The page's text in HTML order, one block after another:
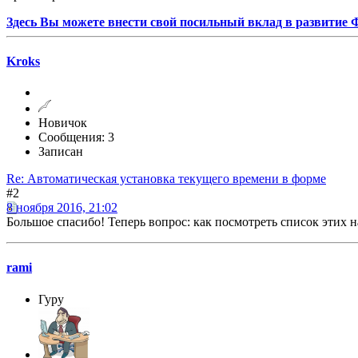
Здесь Вы можете внести свой посильный вклад в развитие
Kroks
Новичок
Сообщения: 3
Записан
Re: Автоматическая установка текущего времени в форме
#2
8 ноября 2016, 21:02
Большое спасибо! Теперь вопрос: как посмотреть список этих
rami
Гуру